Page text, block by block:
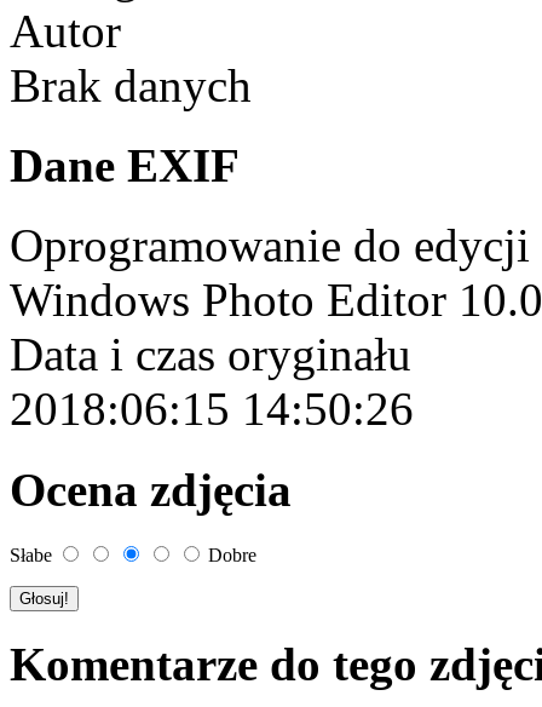
Autor
Brak danych
Dane EXIF
Oprogramowanie do edycji
Windows Photo Editor
Data i czas oryginału
2018:06:15 14:50:26
Ocena zdjęcia
Słabe Dobre
Komentarze do tego